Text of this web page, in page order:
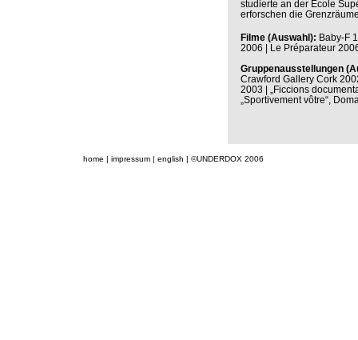
studierte an der Ecole
erforschen die
Filme (Auswahl): Baby-F
2006 | Le Préparateur
Gruppenausstellungen
Crawford Gallery Cork
2003 | „Ficcions
„Sportivement vôtre“,
home | impressum | english | ©UNDERDOX 2006